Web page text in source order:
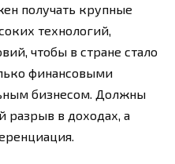
получать крупные
технологий,
чтобы в стране стало
финансовыми
бизнесом. Должны
в доходах, а